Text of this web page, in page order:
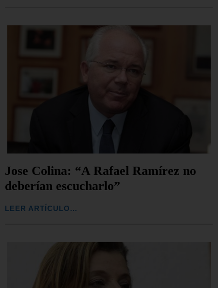
Jose Colina: “A Rafael Ramírez no
deberían escucharlo”
LEER ARTÍCULO...